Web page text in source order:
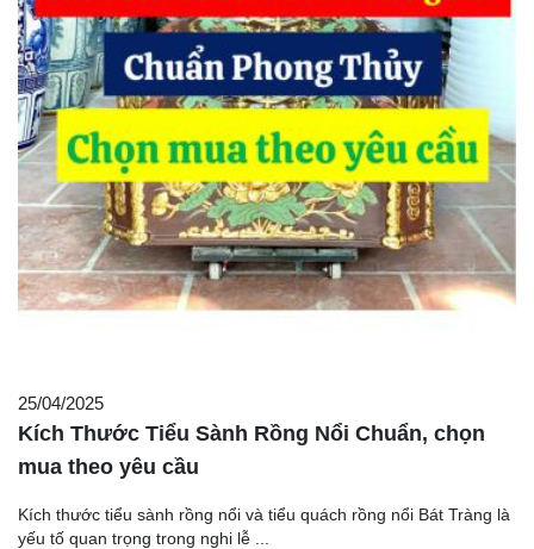
25/04/2025
Kích Thước Tiểu Sành Rồng Nổi Chuẩn, chọn
mua theo yêu cầu
Kích thước tiểu sành rồng nổi và tiểu quách rồng nổi Bát Tràng là
yếu tố quan trọng trong nghi lễ ...